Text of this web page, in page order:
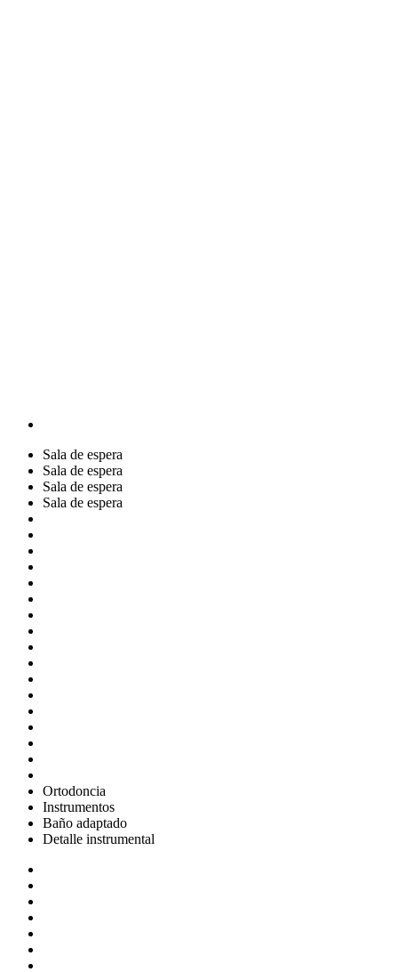
Sala de espera
Sala de espera
Sala de espera
Sala de espera
Ortodoncia
Instrumentos
Baño adaptado
Detalle instrumental